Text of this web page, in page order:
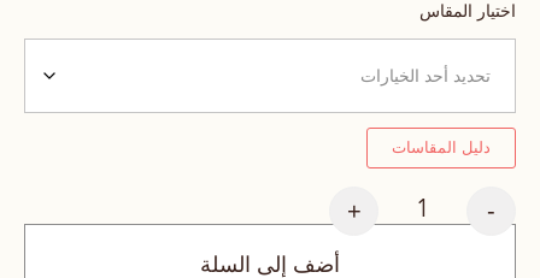
اختيار المقاس
دليل المقاسات
-
+
أضف إلى السلة